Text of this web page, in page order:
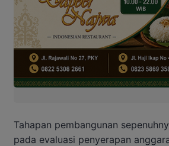
Tahapan pembangunan
pada evaluasi penyerapan